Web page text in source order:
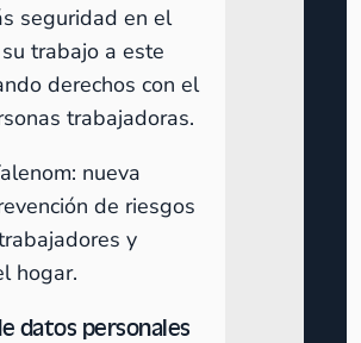
seguridad en el
trabajo a este
derechos con el
trabajadoras.
nueva
de riesgos
y
hogar.
datos personales